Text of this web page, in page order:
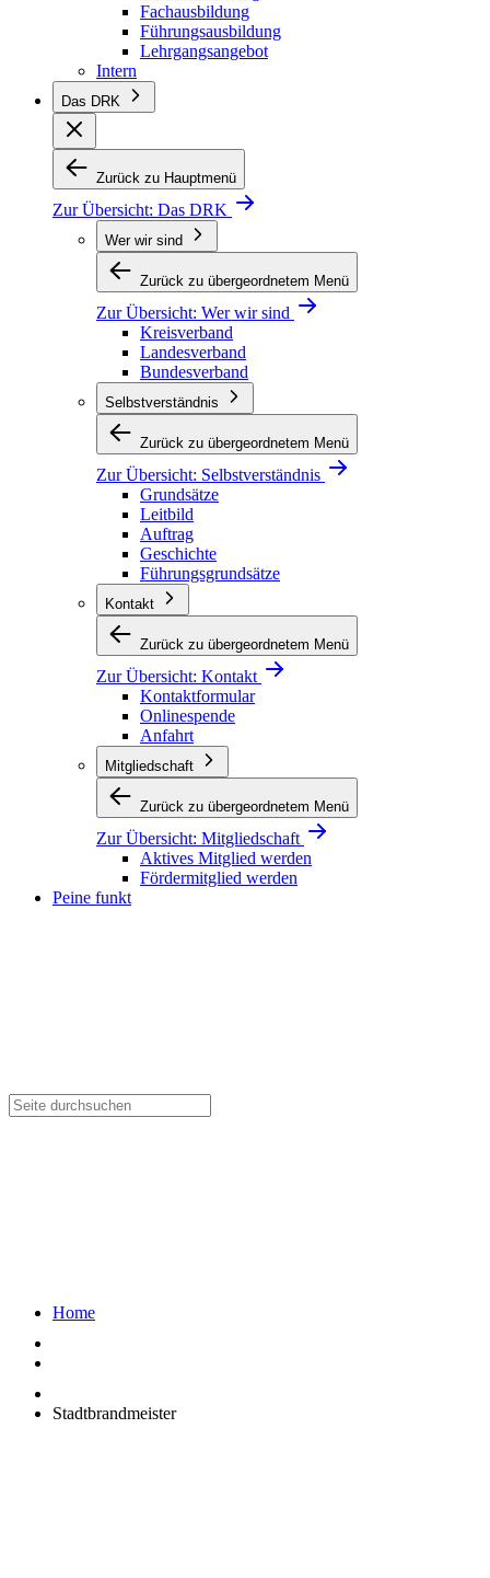
Fachausbildung
Führungsausbildung
Lehrgangsangebot
Intern
Das DRK
Zurück zu Hauptmenü
Zur Übersicht: Das DRK
Wer wir sind
Zurück zu übergeordnetem Menü
Zur Übersicht: Wer wir sind
Kreisverband
Landesverband
Bundesverband
Selbstverständnis
Zurück zu übergeordnetem Menü
Zur Übersicht: Selbstverständnis
Grundsätze
Leitbild
Auftrag
Geschichte
Führungsgrundsätze
Kontakt
Zurück zu übergeordnetem Menü
Zur Übersicht: Kontakt
Kontaktformular
Onlinespende
Anfahrt
Mitgliedschaft
Zurück zu übergeordnetem Menü
Zur Übersicht: Mitgliedschaft
Aktives Mitglied werden
Fördermitglied werden
Peine funkt
Home
Stadtbrandmeister